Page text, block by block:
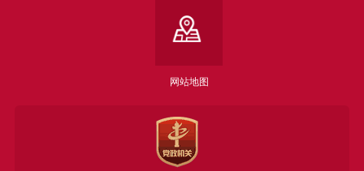
网站地图